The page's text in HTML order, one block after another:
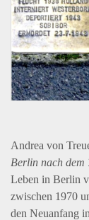
Andrea von
Berlin nach dem
Leben in Berlin
zwischen 1970
den Neuanfang